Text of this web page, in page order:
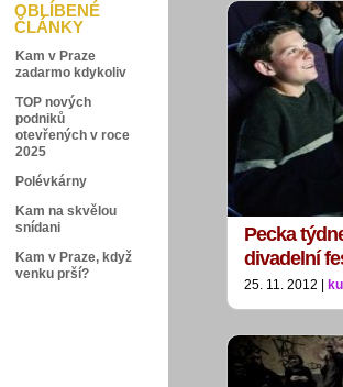
OBLÍBENÉ
ČLÁNKY
Kam v Praze
zadarmo kdykoliv
TOP nových
podniků
otevřených v roce
2025
Polévkárny
Kam na skvělou
snídani
Kam v Praze, když
venku prší?
Pecka
divadelní
25. 11. 2012 |